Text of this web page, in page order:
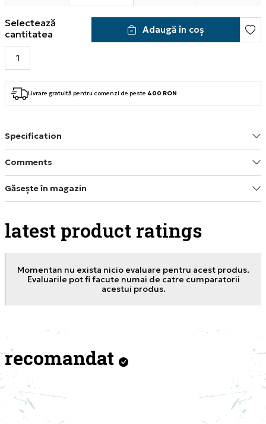
Selectează
cantitatea
Adaugă în coș
Livrare gratuită pentru comenzi de peste 400 RON
Specification
Comments
Găsește în magazin
latest product ratings
Momentan nu exista nicio evaluare pentru acest produs.
Evaluarile pot fi facute numai de catre cumparatorii
acestui produs.
recomandat